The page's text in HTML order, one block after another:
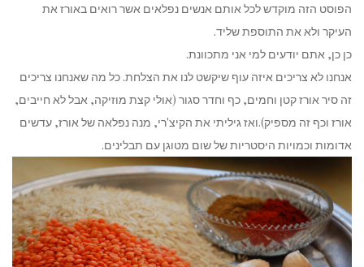
הפוסט הזה מוקדש לכל אותם אנשים נפלאים אשר רואים באורז את
העיקר ולא את התוספת שליד.
כן כן, אתם יודעים למי אני מתכוונת.
אנחנו לא צריכים איזה עוף שיקשט לנו את הצלחת. כל מה שאנחנו צריכים
זה סיר אורז קטן וחמים, כף וחדר סגור (אולי קצת מוזיקה, אבל לא חייבים,
אורז וכף זה מספיק).ואז גיליתי את הקיצ'רי, מנה נפלאה של אורז, עדשים
אדומות וכמויות היסטריות של שום מטוגן עם תבלינים.